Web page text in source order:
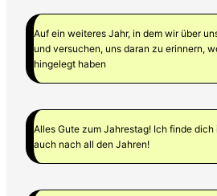
Auf ein weiteres Jahr, in dem wir über
und versuchen, uns daran zu erinnern,
hingelegt haben
Alles Gute zum Jahrestag! Ich finde
auch nach all den Jahren!